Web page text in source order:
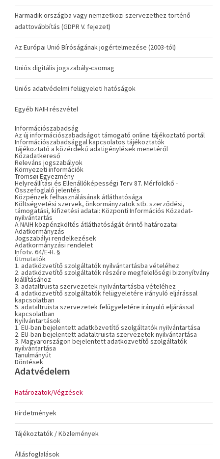
Harmadik országba vagy nemzetközi szervezethez történő
adattovábbítás (GDPR V. fejezet)
Az Európai Unió Bíróságának jogértelmezése (2003-tól)
Uniós digitális jogszabály-csomag
Uniós adatvédelmi felügyeleti hatóságok
Egyéb NAIH részvétel
Információszabadság
Az új információszabadságot támogató online tájékoztató portál
Információszabadsággal kapcsolatos tájékoztatók
Tájékoztató a közérdekű adatigénylések menetéről
Közadatkereső
Releváns jogszabályok
Környezeti információk
Tromsøi Egyezmény
Helyreállítási és Ellenállóképességi Terv 87. Mérföldkő -
Összefoglaló jelentés
Közpénzek felhasználásának átláthatósága
Költségvetési szervek, önkormányzatok stb. szerződési,
támogatási, kifizetési adatai: Központi Információs Közadat-
nyilvántartás
A NAIH közpénzköltés átláthatóságát érintő határozatai
Adatkormányzás
Jogszabályi rendelkezések
Adatkormányzási rendelet
Infotv. 64/E-H. §
Útmutatók
1. adatközvetítő szolgáltatók nyilvántartásba vételéhez
2. adatközvetítő szolgáltatók részére megfelelőségi bizonyítvány
kiállításához
3. adataltruista szervezetek nyilvántartásba vételéhez
4. adatközvetítő szolgáltatók felügyeletére irányuló eljárással
kapcsolatban
5. adataltruista szervezetek felügyeletére irányuló eljárással
kapcsolatban
Nyilvántartások
1. EU-ban bejelentett adatközvetítő szolgáltatók nyilvántartása
2. EU-ban bejelentett adataltruista szervezetek nyilvántartása
3. Magyarországon bejelentett adatközvetítő szolgáltatók
nyilvántartása
Tanulmányút
Döntések
Adatvédelem
Határozatok/Végzések
Hirdetmények
Tájékoztatók / Közlemények
Állásfoglalások